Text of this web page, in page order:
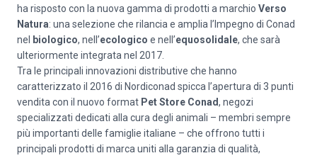
ha risposto con la nuova gamma di prodotti a marchio Verso
Natura: una selezione che rilancia e amplia l’Impegno di Conad
nel
biologico, nell’ecologico e nell’equosolidale, che sarà
ulteriormente integrata nel 2017.
Tra le principali innovazioni distributive che hanno
caratterizzato il 2016 di Nordiconad spicca l’apertura di 3 punti
vendita con il nuovo format Pet Store Conad, negozi
specializzati dedicati alla cura degli animali – membri sempre
più importanti delle famiglie italiane – che offrono tutti i
principali prodotti di marca uniti alla garanzia di qualità,